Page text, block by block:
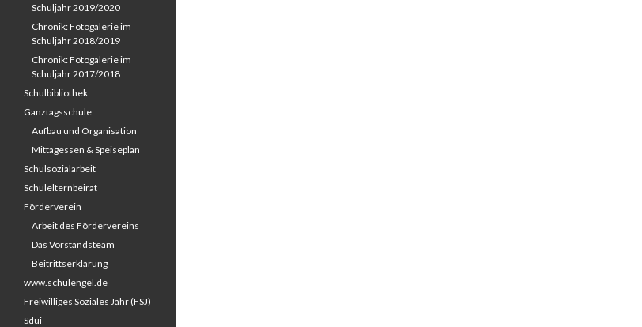
Schuljahr 2019/2020
Chronik: Fotogalerie im
Schuljahr 2018/2019
Chronik: Fotogalerie im
Schuljahr 2017/2018
Schulbibliothek
Ganztagsschule
Aufbau und Organisation
Mittagessen & Speiseplan
Schulsozialarbeit
Schulelternbeirat
Förderverein
Arbeit des Fördervereins
Das Vorstandsteam
Beitrittserklärung
www.schulengel.de
Freiwilliges Soziales Jahr (FSJ)
Sdui